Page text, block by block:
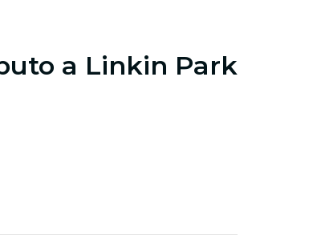
a Linkin Park